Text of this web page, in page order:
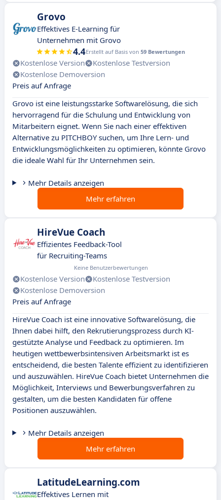
Grovo
Effektives E-Learning für
Unternehmen mit Grovo
4.4Erstellt auf Basis von 59 Bewertungen
Kostenlose Version
Kostenlose Testversion
Kostenlose Demoversion
Preis auf Anfrage
Grovo ist eine leistungsstarke Softwarelösung, die sich
hervorragend für die Schulung und Entwicklung von
Mitarbeitern eignet. Wenn Sie nach einer effektiven
Alternative zu PITCHBOY suchen, um Ihre Lern- und
Entwicklungsmöglichkeiten zu optimieren, könnte Grovo
die ideale Wahl für Ihr Unternehmen sein.
Mehr Details anzeigen
Mehr erfahren
HireVue Coach
Effizientes Feedback-Tool
für Recruiting-Teams
Keine Benutzerbewertungen
Kostenlose Version
Kostenlose Testversion
Kostenlose Demoversion
Preis auf Anfrage
HireVue Coach ist eine innovative Softwarelösung, die
Ihnen dabei hilft, den Rekrutierungsprozess durch KI-
gestützte Analyse und Feedback zu optimieren. Im
heutigen wettbewerbsintensiven Arbeitsmarkt ist es
entscheidend, die besten Talente effizient zu identifizieren
und auszuwählen. HireVue Coach bietet Unternehmen die
Möglichkeit, Interviews und Bewerbungsverfahren zu
gestalten, um die besten Kandidaten für offene
Positionen auszuwählen.
Mehr Details anzeigen
Mehr erfahren
LatitudeLearning.com
Effektives Lernen mit